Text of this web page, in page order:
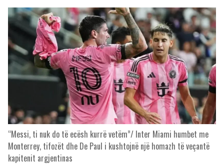
“Messi, ti nuk do të ecësh kurrë vetëm”/ Inter Miami humbet me
Monterrey, tifozët dhe De Paul i kushtojnë një homazh të veçantë
kapitenit argjentinas